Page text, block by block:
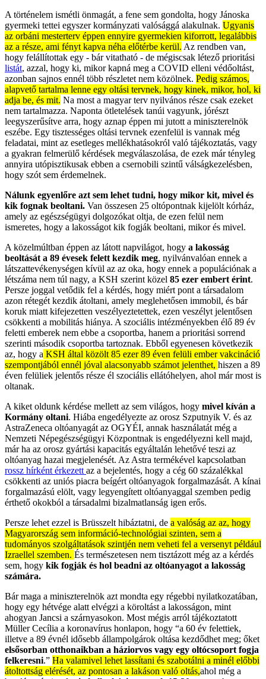
A történelem ismétli önmagát, a fene sem gondolta, hogy Jánoska
gyermeki tettei egyszer kormányzati valósággá alakulnak. Ugyanis
az orbáni mesterterv éppen ennyire gyermekien kiforrott, legalábbis
az a része, ami fényt kapva néha előtérbe kerül. Az rendben van,
hogy felállítottak egy - bár vitatható - de mégiscsak létező prioritási
listát, azzal, hogy ki, mikor kapná meg a COVID elleni védőoltást,
azonban sajnos ennél több részletet nem közölnek. Pedig számos,
alapvető tartalma lenne egy oltási tervnek, hogy kinek, mikor, hol, ki
adja be, és mit. Na most a magyar terv nyilvános része csak ezeket
nem tartalmazza. Naponta ötletelések tanúi vagyunk, jórészt
leegyszerűsítve arra, hogy aznap éppen mi jutott a miniszterelnök
eszébe. Egy tisztességes oltási tervnek ezenfelül is vannak még
feladatai, mint az esetleges mellékhatásokról való tájékoztatás, vagy
a gyakran felmerülő kérdések megválaszolása, de ezek már tényleg
annyira utópisztikusak ebben a csernobili szintű válságkezelésben,
hogy szót sem érdemelnek.
Nálunk egyenlőre azt sem lehet tudni, hogy mikor kit, mivel és
kik fognak beoltani. Van összesen 25 oltópontnak kijelölt kórház,
amely az egészségügyi dolgozókat oltja, de ezen felül nem
ismeretes, hogy a lakosságot kik fogják beoltani, mikor és mivel.
A közelmúltban éppen az látott napvilágot, hogy a lakosság
beoltását a 89 évesek felett kezdik meg, nyilvánvalóan ennek a
látszattevékenységen kívül az az oka, hogy ennek a populációnak a
létszáma nem túl nagy, a KSH szerint közel 85 ezer embert érint.
Persze joggal vetődik fel a kérdés, hogy miért pont a társadalom
azon rétegét kezdik átoltani, amely meglehetősen immobil, és bár
koruk miatt kifejezetten veszélyeztetettek, ezen veszélyt jelentősen
csökkenti a mobilitás hiánya. A szociális intézményekben élő 89 év
feletti emberek nem ebbe a csoportba, hanem a prioritási sorrend
szerinti második csoportba tartoznak. Ebből egyenesen következik
az, hogy a KSH által közölt 85 ezer 89 éven felüli ember vakcináció
szempontjából ennél jóval alacsonyabb számot jelenthet, hiszen a 89
éven felüliek jelentős része él szociális ellátóhelyen, ahol már most is
oltanak.
A kiket oldunk kérdése mellett az sem világos, hogy mivel kíván a
Kormány oltani. Hiába engedélyezte az orosz Szputnyik V. és az
AstraZeneca oltóanyagát az OGYÉI, annak használatát még a
Nemzeti Népegészségügyi Központnak is engedélyezni kell majd,
már ha az orosz gyártási kapacitás egyáltalán lehetővé teszi az
oltóanyag hazai megjelenését. Az Astra termékével kapcsolatban
rossz hírként érkezett az a bejelentés, hogy a cég 60 százalékkal
csökkenti az uniós piacra beígért oltóanyagok forgalmazását. A kínai
forgalmazású elölt, vagy legyengített oltóanyaggal szemben pedig
érthető okokból a társadalmi bizalmatlanság igen erős.
Persze lehet ezzel is Brüsszelt hibáztatni, de a valóság az az, hogy
Magyarország sem információ-technológiai szinten, sem a
tudományos szolgáltatások szintjén nem veheti fel a versenyt például
Izraellel szemben. És természetesen nem tisztázott még az a kérdés
sem, hogy kik fogják és hol beadni az oltóanyagot a lakosság
számára.
Bár maga a miniszterelnök azt mondta egy régebbi nyilatkozatában,
hogy egy hétvége alatt elvégzi a köroltást a lakosságon, mint
ahogyan Jancsi a szárnyasokon. Most mégis arról tájékoztatott
Müller Cecília a koronavírus honlapon, hogy “a 60 év felettiek,
illetve a 89 évnél idősebb állampolgárok oltása kezdődhet meg; őket
elsősorban otthonaikban a háziorvos vagy egy oltócsoport fogja
felkeresni.” Ha valamivel lehet lassítani és szabotálni a minél előbbi
átoltottság elérését, az pontosan a lakáson való oltás,ahol még a